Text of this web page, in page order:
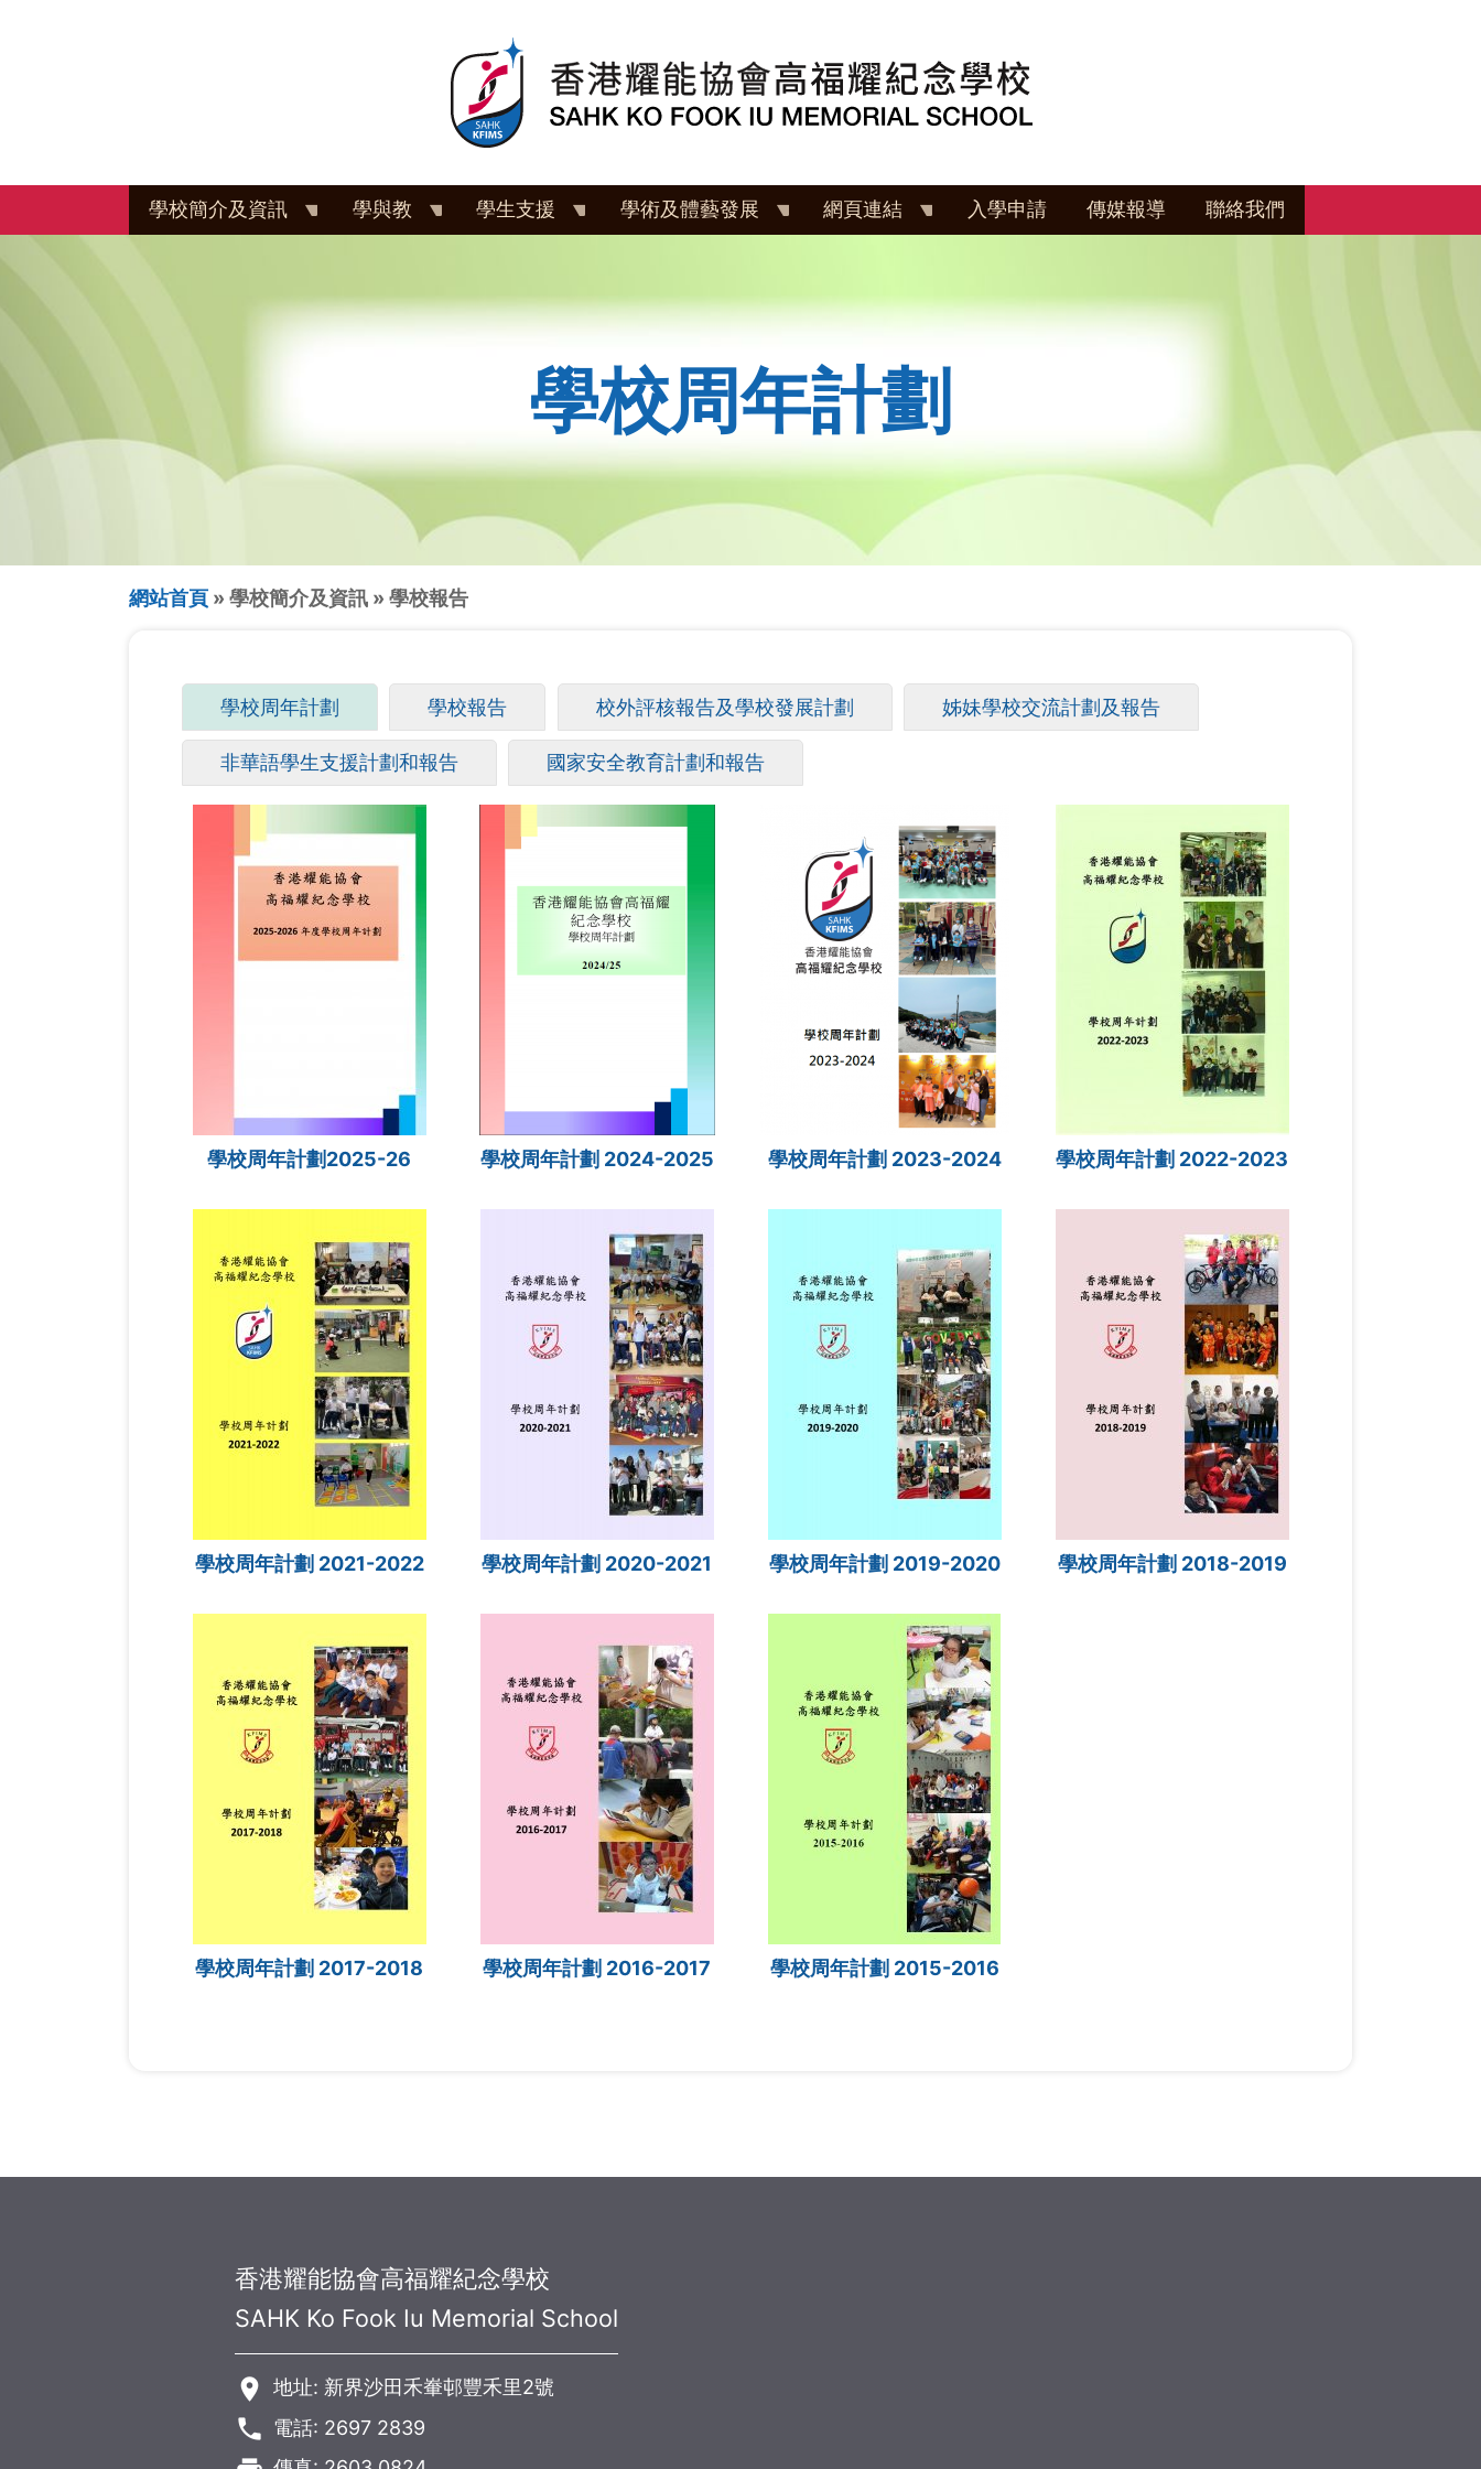
學校簡介及資訊 學與教 學生支援 學術及體藝發展 網頁連結 入學申請 傳媒報導 聯絡我們
學校周年計劃
導
網站首頁 學校簡介及資訊 學校報告
要
索
引
學校周年計劃
用
中
學校報告 校外評核報告及學校發展計劃 姊妹學校交流計劃及報告
非華語學生支援計劃和報告 國家安全教育計劃和報告
學校周年計劃2025-26 學校周年計劃 2024-2025 學校周年計劃 2023-2024 學校周年計劃 2022-2023
學校周年計劃 2021-2022 學校周年計劃 2020-2021 學校周年計劃 2019-2020 學校周年計劃 2018-2019
學校周年計劃 2017-2018 學校周年計劃 2016-2017 學校周年計劃 2015-2016
香港耀能協會高福耀紀念學校
SAHK Ko Fook Iu Memorial School
room 地址: 新界沙田禾輋邨豐禾里2號
phone 電話: 2697 2839